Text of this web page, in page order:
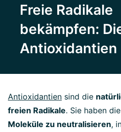
Freie Radikale
bekämpfen:
Antioxidantien
Antioxidantien sind die
freien Radikale. Sie haben
Moleküle zu neutralisieren,